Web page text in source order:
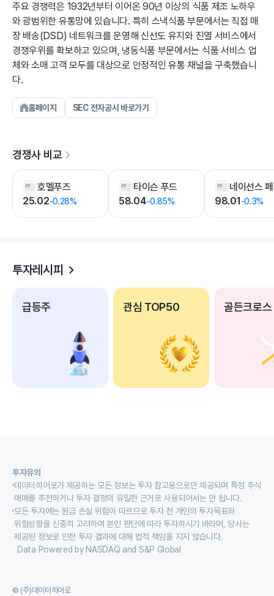
주요 경쟁력은 1932년부터 이어온 90년 이상의 식품 제조 노하우
와 광범위한 유통망에 있습니다. 특히 스낵식품 부문에서는 직접 매
장 배송(DSD) 네트워크를 운영해 신선도 유지와 진열 서비스에서
경쟁우위를 확보하고 있으며, 냉동식품 부문에서는 식품 서비스 업
체와 소매 고객 모두를 대상으로 안정적인 유통 채널을 구축했습니
다.
홈페이지 SEC 전자공시 바로가기
경쟁사 비교
호멜푸즈
25.02-0.28%
타이슨 푸드
58.04-0.85% 98.01-0.3%
투자레시피
급등주 관심 TOP50 골든크로스
투자유의
데이터히어로가 제공하는 모든 정보는 투자 참고용으로만 제공되며 특정 주식
매매를 추천하거나 투자 결정의 유일한 근거로 사용되어서는 안 됩니다.
모든 투자에는 원금 손실 위험이 따르므로 투자 전 개인의 투자목표와
위험성향을 신중히 고려하여 본인 판단에 따라 투자하시기 바라며, 당사는
제공된 정보로 인한 투자 결과에 대해 법적 책임을 지지 않습니다.
Data Powered by NASDAQ and S&P Global
© (주)데이터히어로